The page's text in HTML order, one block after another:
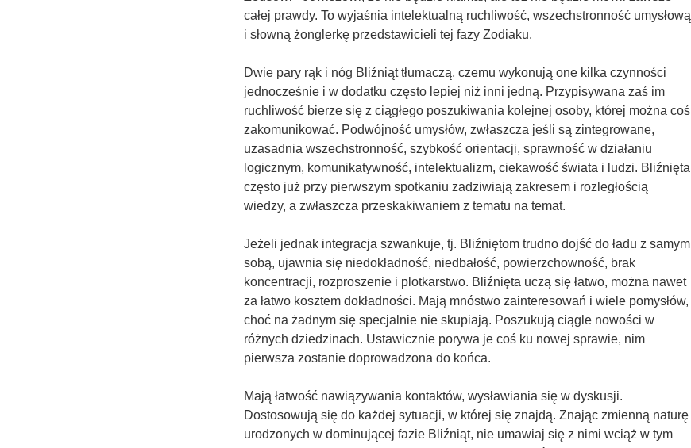
całej prawdy. To wyjaśnia intelektualną ruchliwość, wszechstronność umysłową
i słowną żonglerkę przedstawicieli tej fazy Zodiaku.
Dwie pary rąk i nóg Bliźniąt tłumaczą, czemu wykonują one kilka czynności
jednocześnie i w dodatku często lepiej niż inni jedną. Przypisywana zaś im
ruchliwość bierze się z ciągłego poszukiwania kolejnej osoby, której można coś
zakomunikować. Podwójność umysłów, zwłaszcza jeśli są zintegrowane,
uzasadnia wszechstronność, szybkość orientacji, sprawność w działaniu
logicznym, komunikatywność, intelektualizm, ciekawość świata i ludzi. Bliźnięta
często już przy pierwszym spotkaniu zadziwiają zakresem i rozległością
wiedzy, a zwłaszcza przeskakiwaniem z tematu na temat.
Jeżeli jednak integracja szwankuje, tj. Bliźniętom trudno dojść do ładu z samym
sobą, ujawnia się niedokładność, niedbałość, powierzchowność, brak
koncentracji, rozproszenie i plotkarstwo. Bliźnięta uczą się łatwo, można nawet
za łatwo kosztem dokładności. Mają mnóstwo zainteresowań i wiele pomysłów,
choć na żadnym się specjalnie nie skupiają. Poszukują ciągle nowości w
różnych dziedzinach. Ustawicznie porywa je coś ku nowej sprawie, nim
pierwsza zostanie doprowadzona do końca.
Mają łatwość nawiązywania kontaktów, wysławiania się w dyskusji.
Dostosowują się do każdej sytuacji, w której się znajdą. Znając zmienną naturę
urodzonych w dominującej fazie Bliźniąt, nie umawiaj się z nimi wciąż w tym